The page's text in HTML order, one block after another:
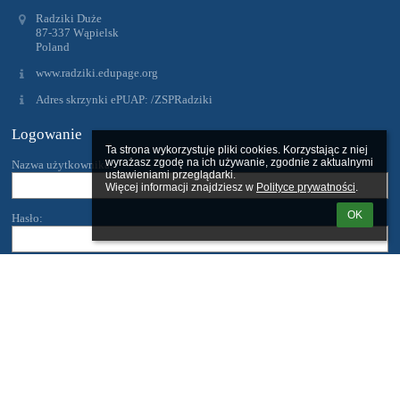
Ta strona wykorzystuje pliki cookies. Korzystając z niej
wyrażasz zgodę na ich używanie, zgodnie z aktualnymi
ustawieniami przeglądarki.
Więcej informacji znajdziesz w Polityce prywatności.
OK
Radziki Duże
87-337 Wąpielsk
Poland
www.radziki.edupage.org
Adres skrzynki ePUAP: /ZSPRadziki
Logowanie
Nazwa użytkownika:
Hasło: